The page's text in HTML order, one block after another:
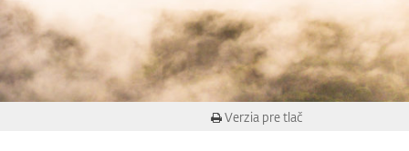
Verzia pre tlač